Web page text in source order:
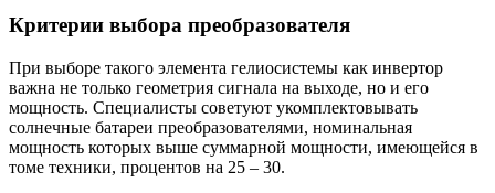
Критерии выбора преобразователя
При выборе такого элемента гелиосистемы как инвертор
важна не только геометрия сигнала на выходе, но и его
мощность. Специалисты советуют укомплектовывать
солнечные батареи преобразователями, номинальная
мощность которых выше суммарной мощности, имеющейся в
томе техники, процентов на 25 – 30.